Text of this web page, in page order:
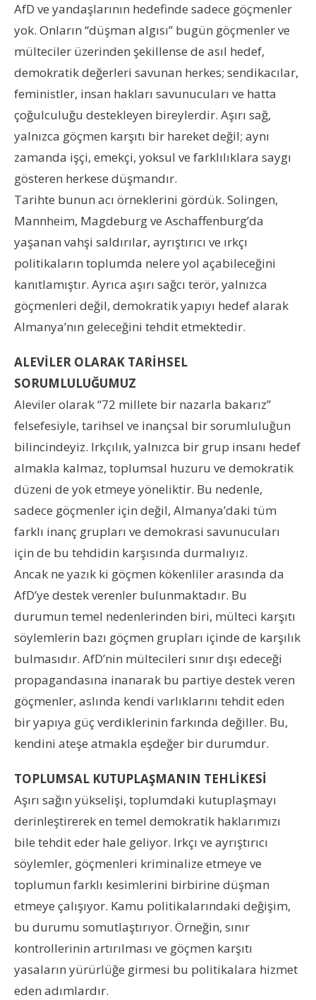
AfD ve yandaşlarının hedefinde sadece göçmenler
yok. Onların “düşman algısı” bugün göçmenler ve
mülteciler üzerinden şekillense de asıl hedef,
demokratik değerleri savunan herkes; sendikacılar,
feministler, insan hakları savunucuları ve hatta
çoğulculuğu destekleyen bireylerdir. Aşırı sağ,
yalnızca göçmen karşıtı bir hareket değil; aynı
zamanda işçi, emekçi, yoksul ve farklılıklara saygı
gösteren herkese düşmandır.
Tarihte bunun acı örneklerini gördük. Solingen,
Mannheim, Magdeburg ve Aschaffenburg’da
yaşanan vahşi saldırılar, ayrıştırıcı ve ırkçı
politikaların toplumda nelere yol açabileceğini
kanıtlamıştır. Ayrıca aşırı sağcı terör, yalnızca
göçmenleri değil, demokratik yapıyı hedef alarak
Almanya’nın geleceğini tehdit etmektedir.
ALEVİLER OLARAK TARİHSEL
SORUMLULUĞUMUZ
Aleviler olarak “72 millete bir nazarla bakarız”
felsefesiyle, tarihsel ve inançsal bir sorumluluğun
bilincindeyiz. Irkçılık, yalnızca bir grup insanı hedef
almakla kalmaz, toplumsal huzuru ve demokratik
düzeni de yok etmeye yöneliktir. Bu nedenle,
sadece göçmenler için değil, Almanya’daki tüm
farklı inanç grupları ve demokrasi savunucuları
için de bu tehdidin karşısında durmalıyız.
Ancak ne yazık ki göçmen kökenliler arasında da
AfD’ye destek verenler bulunmaktadır. Bu
durumun temel nedenlerinden biri, mülteci karşıtı
söylemlerin bazı göçmen grupları içinde de karşılık
bulmasıdır. AfD’nin mültecileri sınır dışı edeceği
propagandasına inanarak bu partiye destek veren
göçmenler, aslında kendi varlıklarını tehdit eden
bir yapıya güç verdiklerinin farkında değiller. Bu,
kendini ateşe atmakla eşdeğer bir durumdur.
TOPLUMSAL KUTUPLAŞMANIN TEHLİKESİ
Aşırı sağın yükselişi, toplumdaki kutuplaşmayı
derinleştirerek en temel demokratik haklarımızı
bile tehdit eder hale geliyor. Irkçı ve ayrıştırıcı
söylemler, göçmenleri kriminalize etmeye ve
toplumun farklı kesimlerini birbirine düşman
etmeye çalışıyor. Kamu politikalarındaki değişim,
bu durumu somutlaştırıyor. Örneğin, sınır
kontrollerinin artırılması ve göçmen karşıtı
yasaların yürürlüğe girmesi bu politikalara hizmet
eden adımlardır.